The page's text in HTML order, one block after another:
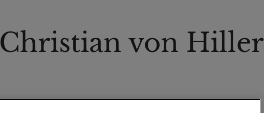
Christian von Hiller